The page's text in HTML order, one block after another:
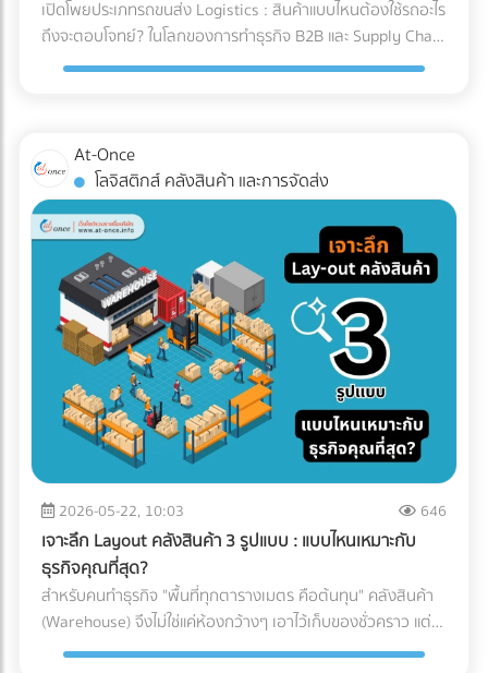
กับการหาสิ่งแปลกปลอมในเสี้ยววินาที 3. Data Analytics &
Cloud Monitoring: เชื่อมต่อข้อมูลขึ้น Cloud แบบ Real-time
ทำให้ผู้จัดการโรงงานรู้ได้ทันทีว่าของเสียเกิดจากไลน์ผลิตไหน
รูปธรรม และผ่านมาตรฐานระดับโลกอย่าง HACCP, GMP หรือ
BRC ได้ง่ายขึ้น ต้องการอัปเกรดเทคโนโลยีตรวจสอบคุณภาพใน
โรงงานอาหาร? ค้นหาตัวแทนจำหน่ายเครื่องจักร และผู้ให้บริการ
ระบบ Inspection Systems ระดับอุตสาหกรรม ที่ At-Once
เปิดโพยประเภทรถขนส่ง Logistics : สินค้าแบบไหนต้องใช้รถอะไร
ถึงจะตอบโจทย์? ในโลกของการทำธุรกิจ B2B และ Supply Chain
การขนส่งสินค้าไม่ใช่แค่การนำของจากจุด A ไปส่งที่จุด B แต่คือ
ปลาย หรือบางครั้งเลือกใช้รถผิดประเภทจนสินค้าเสียหายระหว่าง
ทาง (เช่น โดนฝนสาด หรืออุณหภูมิเปลี่ยน) บทความนี้จะพาคุณ
ไปกางโพย ประเภทรถขนส่ง Logistics เพื่อให้คุณจับคู่สินค้ากับ
ยานพาหนะได้อย่างถูกต้อง คุ้มค่า และตอบโจทย์ธุรกิจมากที่สุด
ทำไมฝ่ายจัดซื้อต้องซีเรียสเรื่อง "ประเภทรถขนส่ง"? การตัดสินใจ
เลือกรถขนส่งมีผลโดยตรงต่อกำไร (Profit Margin) ของบริษัท
เพราะรถแต่ละประเภทมีข้อจำกัดทางกฎหมายและลักษณะทาง
กายภาพที่ต่างกัน: กฎหมายน้ำหนักบรรทุก: รถแต่ละคันถูกจำกัด
น้ำหนักไม่ให้เกินมาตรฐาน หากฝ่าฝืน บริษัทของคุณอาจโดนค่า
ปรับมหาศาลและเสียประวัติ ข้อจำกัดเรื่องเวลาและเส้นทาง: รถ
บรรทุกขนาดใหญ่ (ตั้งแต่ 6 ล้อขึ้นไป) จะติดช่วงเวลาห้ามวิ่งใน
เขตกรุงเทพฯ และปริมณฑล หากสินค้าคุณต้องส่งด่วน การเลือก
รถผิดอาจทำให้ผิดนัดลูกค้าได้ เปิดโพย 5 ประเภทรถขนส่งยอด
ฮิต: สินค้าแบบไหน ใช้รถอะไร? เพื่อให้เห็นภาพชัดเจน เราขอแบ่ง
ประเภทรถที่ใช้บ่อยในวงการโลจิสติกส์ออกเป็น 5 ประเภทหลัก
ดังนี้: 1. รถกระบะตอนเดียว (ตู้ทึบ / คอก) ราชาแห่งความคล่อง
ตัว วิ่งได้ตลอด 24 ชั่วโมง โดยไม่มีข้อจำกัดด้านเวลา เเละบรรทุก
น้ำหนักได้ประมาณ 1-2 ตัน (ขึ้นอยู่กับโครงสร้างและการดัดแปลง
ของรถ ) ตู้ทึบ: เหมาะกับสินค้าที่ต้องการการปกป้องจากแดด ฝน
และฝุ่นละออง 100% คอกเหล็ก: เหมาะกับสินค้าที่รูปทรงไม่
At-Once
โลจิสติกส์ คลังสินค้า และการจัดส่ง
2026-05-22, 10:03 646
เจาะลึก Layout คลังสินค้า 3 รูปแบบ : แบบไหนเหมาะกับ
ธุรกิจคุณที่สุด?
สำหรับคนทำธุรกิจ "พื้นที่ทุกตารางเมตร คือต้นทุน" คลังสินค้า
(Warehouse) จึงไม่ใช่แค่ห้องกว้างๆ เอาไว้เก็บของชั่วคราว แต่
เป็นหัวใจสำคัญของระบบ Supply Chain พอๆกับการจัดการคลัง